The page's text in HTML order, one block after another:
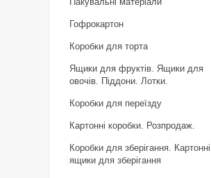
Гофрокартон
Коробки для торта
Ящики для фруктів. Ящики для
овочів. Піддони. Лотки.
Коробки для переїзду
Картонні коробки. Розпродаж.
Коробки для зберігання. Картонні
ящики для зберігання